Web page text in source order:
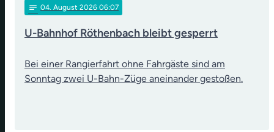
notes 04. August 2026 06:07
U-Bahnhof Röthenbach bleibt gesperrt
Bei einer Rangierfahrt ohne Fahrgäste sind am
Sonntag zwei U-Bahn-Züge aneinander gestoßen.